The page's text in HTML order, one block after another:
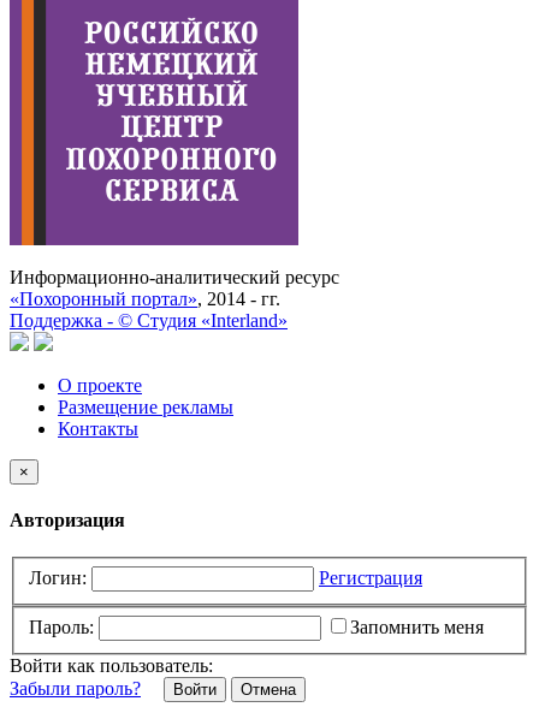
Информационно-аналитический ресурс
«Похоронный портал», 2014 - гг.
Поддержка - © Cтудия «Interland»
О проекте
Размещение рекламы
Контакты
×
Авторизация
Логин: Регистрация
Пароль:
Запомнить меня
Войти как пользователь:
Забыли пароль?
Отмена